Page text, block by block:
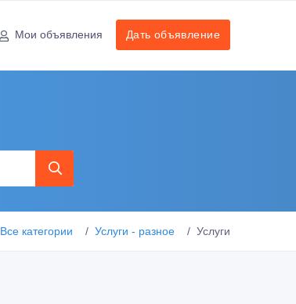
Мои объявления Дать объявление
Все категории Услуги - разное Услуги